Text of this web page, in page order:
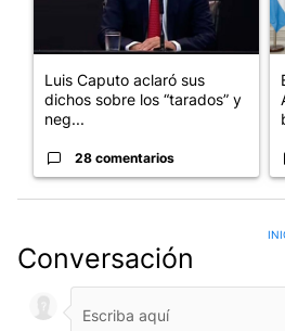
Luis Caputo aclaró sus
dichos sobre los “tarados” y
neg...
28 comentarios
Conversación